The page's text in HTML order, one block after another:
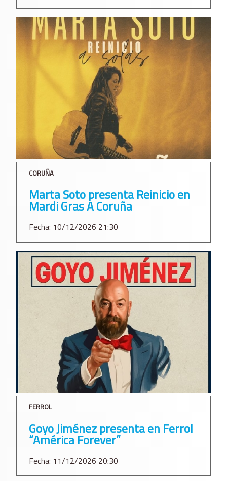
CORUÑA
Marta Soto presenta Reinicio en
Mardi Gras A Coruña
Fecha: 10/12/2026 21:30
FERROL
Goyo Jiménez presenta en Ferrol
“América Forever”
Fecha: 11/12/2026 20:30